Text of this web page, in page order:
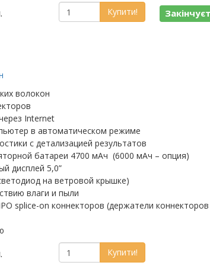
Купити!
волокон
Internet
в автоматическом режиме
с детализацией результатов
батареи 4700 мАч (6000 мАч – опция)
дисплей 5,0”
на ветровой крышке)
влаги и пыли
splice-on коннекторов (держатели коннекторов
Купити!